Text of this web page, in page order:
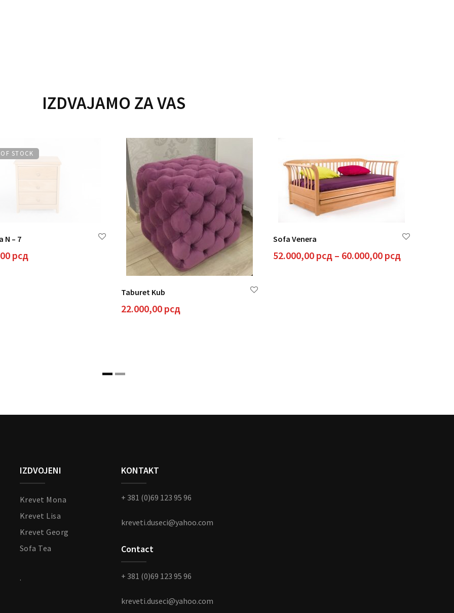
IZDVAJAMO ZA VAS
STOCK
N – 7
рсд
Taburet Kub
22.000,00 рсд
Sofa Venera
52.000,00 рсд – 60.000,00 рсдRaspon
IZDVOJENI
Krevet Mona
Krevet Lisa
Krevet Georg
Sofa Tea
.
KONTAKT
+ 381 (0)69 123 95 96
kreveti.duseci@yahoo.com
Contact
+ 381 (0)69 123 95 96
kreveti.duseci@yahoo.com